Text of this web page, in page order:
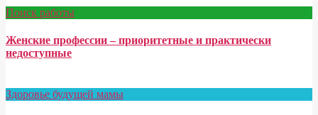
Поиск работы
Женские профессии – приоритетные и практически
недоступные
Здоровье будущей мамы